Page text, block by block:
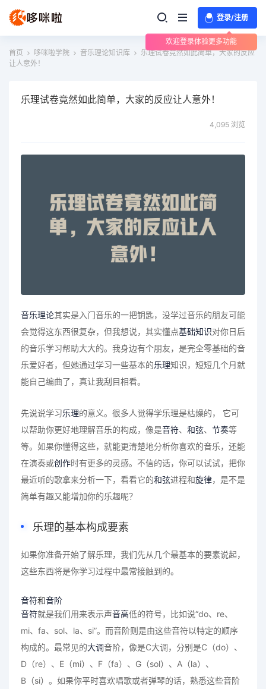
登录/注册
欢迎登录体验更多功能
首页
哆咪啦学院 音乐理论知识库
乐理试卷竟然如此简单，大家的反应
让人意外！
乐理试卷竟然如此简单，大家的反应让人意外！
4,095 浏览
音乐理论其实是入门音乐的一把钥匙，没学过音乐的朋友可能
会觉得这东西很复杂，但我想说，其实懂点基础知识对你日后
的音乐学习帮助大大的。我身边有个朋友，是完全零基础的音
乐爱好者，但她通过学习一些基本的乐理知识，短短几个月就
能自己编曲了，真让我刮目相看。
先说说学习乐理的意义。很多人觉得学乐理是枯燥的， 它可
以帮助你更好地理解音乐的构成，像是音符、 和弦、 节奏等
等。如果你懂得这些，就能更清楚地分析你喜欢的音乐，还能
在演奏或创作时有更多的灵感。不信的话，你可以试试，把你
最近听的歌拿来分析一下，看看它的和弦进程和旋律，是不是
简单有趣又能增加你的乐趣呢？
乐理的基本构成要素
如果你准备开始了解乐理，我们先从几个最基本的要素说起，
这些东西将是你学习过程中最常接触到的。
音符和音阶
音符就是我们用来表示声音高低的符号，比如说“do、re、
mi、fa、sol、la、si”。而音阶则是由这些音符以特定的顺序
构成的。最常见的大调音阶，像是C大调，分别是C（do）、
D（re）、E（mi）、F（fa）、G（sol）、A（la）、
B（si）。如果你平时喜欢唱歌或者弹琴的话，熟悉这些音阶